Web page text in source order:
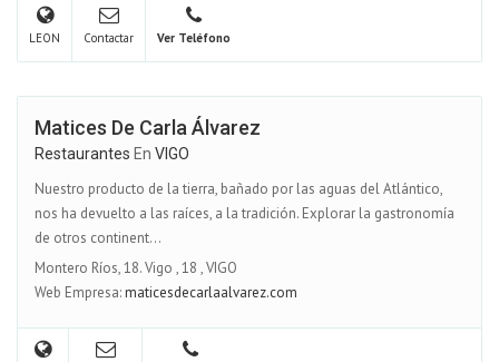
LEON Contactar Ver Teléfono
Matices De Carla Álvarez
Restaurantes En VIGO
Nuestro producto de la tierra, bañado por las aguas del Atlántico,
nos ha devuelto a las raíces, a la tradición. Explorar la gastronomía
de otros continent...
Montero Ríos, 18. Vigo ,18 ,VIGO
Web Empresa:maticesdecarlaalvarez.com